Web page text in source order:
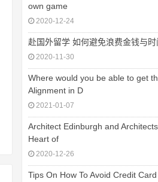
own game
2020-12-24
赴国外留学 如何避免浪费金钱与时
2020-11-30
Where would you be able to get
Alignment in D
2021-01-07
Architect Edinburgh and Architects
Heart of
2020-12-26
Tips On How To Avoid Credit